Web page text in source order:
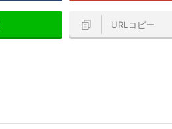
URLコピー